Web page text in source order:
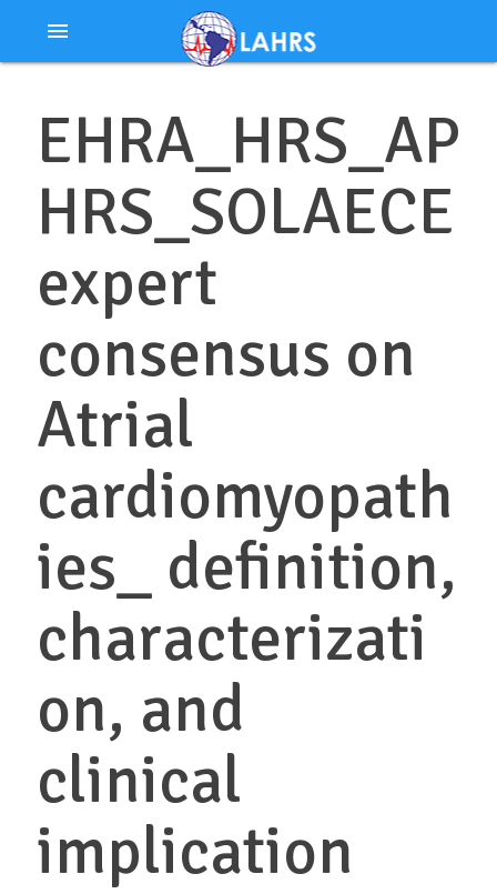
menu
EHRA_HRS_AP
HRS_SOLAECE
expert
consensus on
Atrial
cardiomyopath
ies_ definition,
characterizati
on, and
clinical
implication